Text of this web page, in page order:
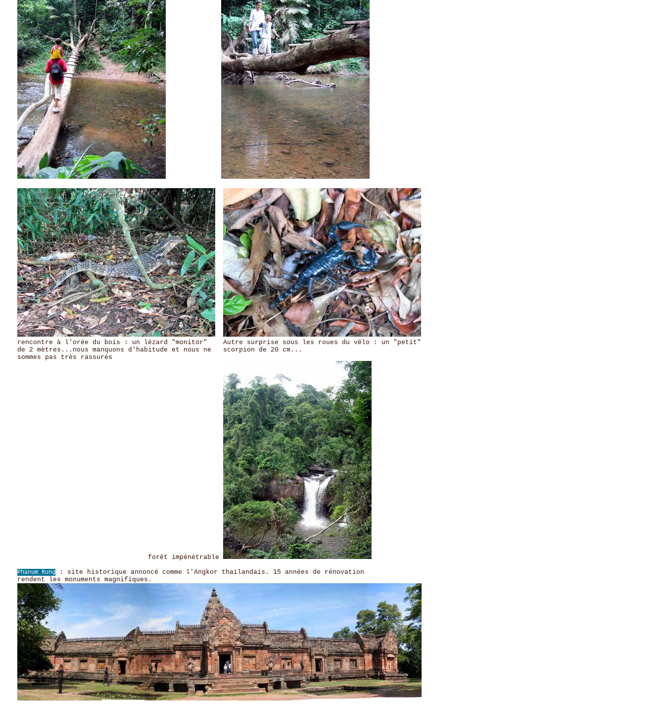
rencontre à l'orée du bois : un lézard "monitor" Autre surprise sous les roues du vélo : un "petit"
de 2 mètres...nous manquons d'habitude et nous ne scorpion de 20 cm...
sommes pas très rassurés
forêt impénétrable
Phanum Rung : site historique annoncé comme l'Angkor thaïlandais. 15 années de rénovation
rendent les monuments magnifiques.